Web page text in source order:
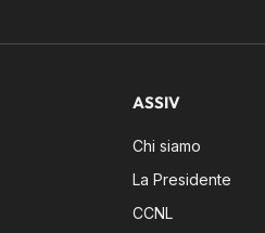
ASSIV
Chi siamo
La Presidente
CCNL